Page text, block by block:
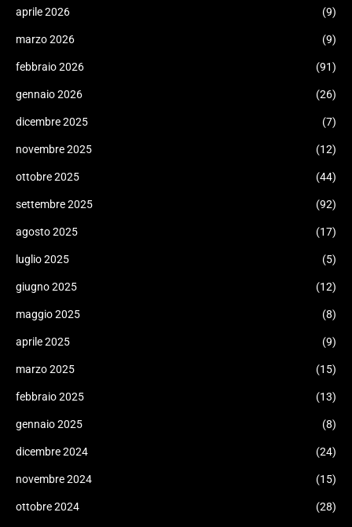
aprile 2026 (9)
marzo 2026 (9)
febbraio 2026 (91)
gennaio 2026 (26)
dicembre 2025 (7)
novembre 2025 (12)
ottobre 2025 (44)
settembre 2025 (92)
agosto 2025 (17)
luglio 2025 (5)
giugno 2025 (12)
maggio 2025 (8)
aprile 2025 (9)
marzo 2025 (15)
febbraio 2025 (13)
gennaio 2025 (8)
dicembre 2024 (24)
novembre 2024 (15)
ottobre 2024 (28)